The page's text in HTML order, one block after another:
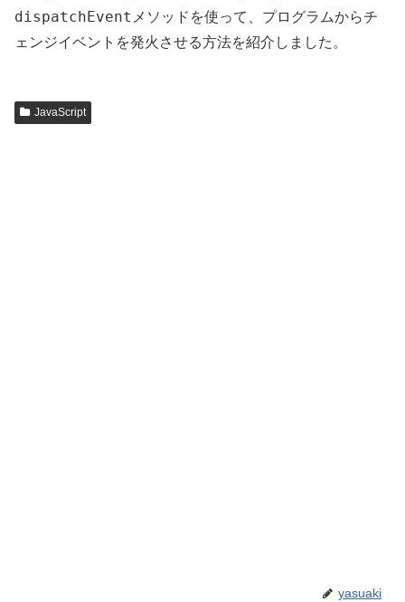
dispatchEvent メソッドを使って、プログラムからチ
ェンジイベントを発火させる方法を紹介しました。
JavaScript
yasuaki